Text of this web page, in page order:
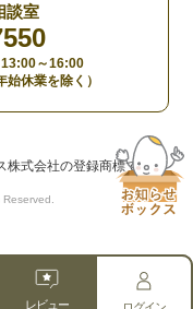
談室
～16:00
始休業を除く）
株式会社の登録商標です。
レビュー ログイン